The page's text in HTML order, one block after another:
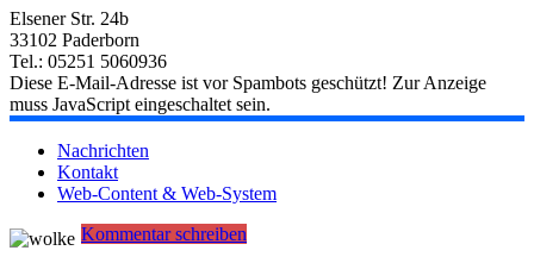
Elsener Str. 24b
33102 Paderborn
Tel.: 05251 5060936
Diese E-Mail-Adresse ist vor Spambots geschützt! Zur Anzeige
muss JavaScript eingeschaltet sein.
Nachrichten
Kontakt
Web-Content & Web-System
Kommentar schreiben